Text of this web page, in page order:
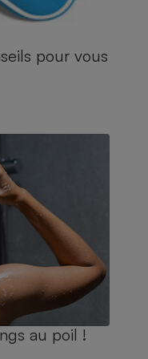
pour vous
au poil !